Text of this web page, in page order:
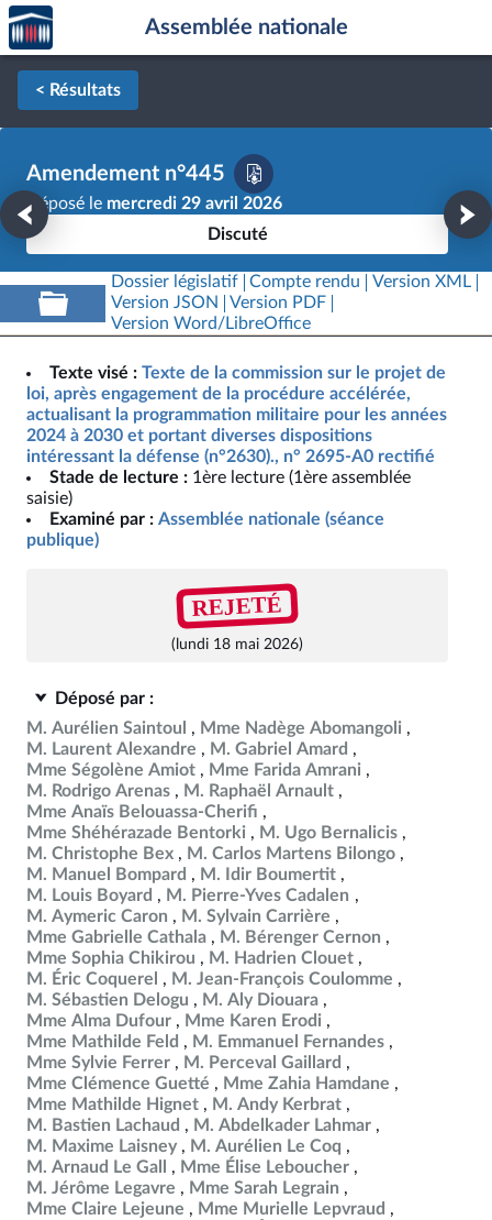
Aller au contenu
Aller en bas de la page
Accèder
à la
page
d'accueil
Assemblée nationale
< Résultats
Amendement n°445
Déposé le mercredi 29 avril 2026
Discuté
Dossier législatif Compte rendu
Version XML
Version JSON
Version PDF
Version Word/LibreOffice
Texte visé : Texte de la commission sur le projet de
loi, après engagement de la procédure accélérée,
actualisant la programmation militaire pour les années
2024 à 2030 et portant diverses dispositions
intéressant la défense (n°2630)., n° 2695-A0 rectifié
Stade de lecture : 1ère lecture (1ère assemblée
saisie)
Examiné par : Assemblée nationale (séance
publique)
REJETÉ
(lundi 18 mai 2026)
Déposé par :
M. Aurélien Saintoul
Mme Nadège Abomangoli
M. Laurent Alexandre
M. Gabriel Amard
Mme Ségolène Amiot
Mme Farida Amrani
M. Rodrigo Arenas
M. Raphaël Arnault
Mme Anaïs Belouassa-Cherifi
Mme Shéhérazade Bentorki
M. Ugo Bernalicis
M. Christophe Bex
M. Carlos Martens Bilongo
M. Manuel Bompard
M. Idir Boumertit
M. Louis Boyard
M. Pierre-Yves Cadalen
M. Aymeric Caron
M. Sylvain Carrière
Mme Gabrielle Cathala
M. Bérenger Cernon
Mme Sophia Chikirou
M. Hadrien Clouet
M. Éric Coquerel
M. Jean-François Coulomme
M. Sébastien Delogu
M. Aly Diouara
Mme Alma Dufour
Mme Karen Erodi
Mme Mathilde Feld
M. Emmanuel Fernandes
Mme Sylvie Ferrer
M. Perceval Gaillard
Mme Clémence Guetté
Mme Zahia Hamdane
Mme Mathilde Hignet
M. Andy Kerbrat
M. Bastien Lachaud
M. Abdelkader Lahmar
M. Maxime Laisney
M. Aurélien Le Coq
M. Arnaud Le Gall
Mme Élise Leboucher
M. Jérôme Legavre
Mme Sarah Legrain
Mme Claire Lejeune
Mme Murielle Lepvraud